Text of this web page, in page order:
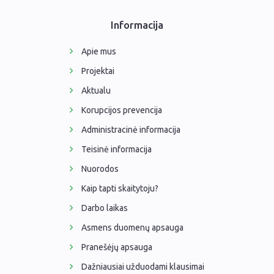
Informacija
Apie mus
Projektai
Aktualu
Korupcijos prevencija
Administracinė informacija
Teisinė informacija
Nuorodos
Kaip tapti skaitytoju?
Darbo laikas
Asmens duomenų apsauga
Pranešėjų apsauga
Dažniausiai užduodami klausimai